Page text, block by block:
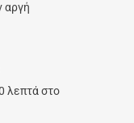
αργή
λεπτά στο